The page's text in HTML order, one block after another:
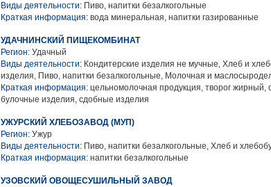
Виды деятельности: Пиво, напитки безалкогольные
Краткая информация: вода минеральная, напитки газированные
УДАЧНИНСКИЙ ПИЩЕКОМБИНАТ
Регион: Удачный
Виды деятельности: Кондитерские изделия не мучные, Хлеб и
изделия, Пиво, напитки безалкогольные, Молочная и
Краткая информация: цельномолочная продукция, творог жирный,
булочные изделия, сдобные изделия
УЖУРСКИЙ ХЛЕБОЗАВОД (МУП)
Регион: Ужур
Виды деятельности: Пиво, напитки безалкогольные, Хлеб и
Краткая информация: напитки безалкогольные
УЗОВСКИЙ ОВОЩЕСУШИЛЬНЫЙ ЗАВОД